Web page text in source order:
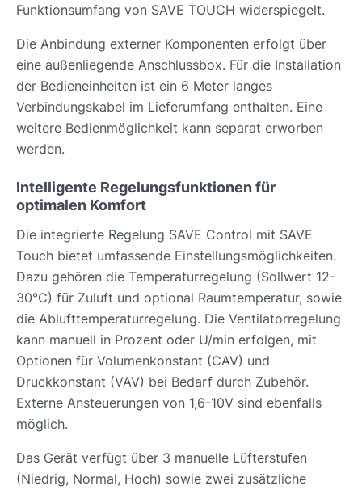
Funktionsumfang von SAVE TOUCH widerspiegelt.
Die Anbindung externer Komponenten erfolgt über
eine außenliegende Anschlussbox. Für die Installation
der Bedieneinheiten ist ein 6 Meter langes
Verbindungskabel im Lieferumfang enthalten. Eine
weitere Bedienmöglichkeit kann separat erworben
werden.
Intelligente Regelungsfunktionen für
optimalen Komfort
Die integrierte Regelung SAVE Control mit SAVE
Touch bietet umfassende Einstellungsmöglichkeiten.
Dazu gehören die Temperaturregelung (Sollwert 12-
30°C) für Zuluft und optional Raumtemperatur, sowie
die Ablufttemperaturregelung. Die Ventilatorregelung
kann manuell in Prozent oder U/min erfolgen, mit
Optionen für Volumenkonstant (CAV) und
Druckkonstant (VAV) bei Bedarf durch Zubehör.
Externe Ansteuerungen von 1,6-10V sind ebenfalls
möglich.
Das Gerät verfügt über 3 manuelle Lüfterstufen
(Niedrig, Normal, Hoch) sowie zwei zusätzliche